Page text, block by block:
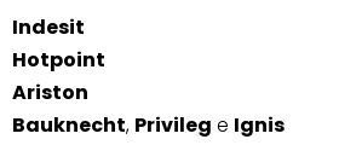
Indesit
Hotpoint
Ariston
Bauknecht, Privileg e Ignis